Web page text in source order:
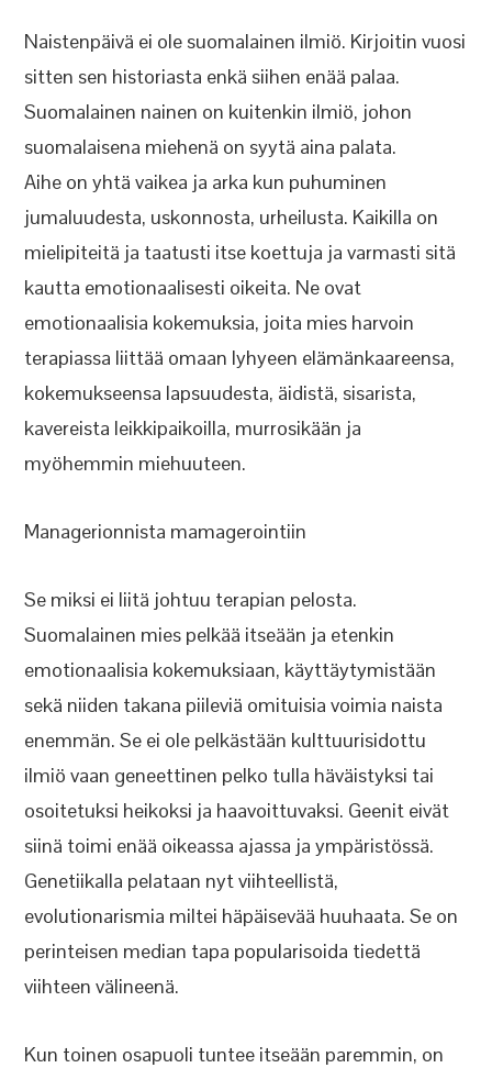
Naistenpäivä ei ole suomalainen ilmiö. Kirjoitin vuosi
sitten sen historiasta enkä siihen enää palaa.
Suomalainen nainen on kuitenkin ilmiö, johon
suomalaisena miehenä on syytä aina palata.
Aihe on yhtä vaikea ja arka kun puhuminen
jumaluudesta, uskonnosta, urheilusta. Kaikilla on
mielipiteitä ja taatusti itse koettuja ja varmasti sitä
kautta emotionaalisesti oikeita. Ne ovat
emotionaalisia kokemuksia, joita mies harvoin
terapiassa liittää omaan lyhyeen elämänkaareensa,
kokemukseensa lapsuudesta, äidistä, sisarista,
kavereista leikkipaikoilla, murrosikään ja
myöhemmin miehuuteen.
Managerionnista mamagerointiin
Se miksi ei liitä johtuu terapian pelosta.
Suomalainen mies pelkää itseään ja etenkin
emotionaalisia kokemuksiaan, käyttäytymistään
sekä niiden takana piileviä omituisia voimia naista
enemmän. Se ei ole pelkästään kulttuurisidottu
ilmiö vaan geneettinen pelko tulla häväistyksi tai
osoitetuksi heikoksi ja haavoittuvaksi. Geenit eivät
siinä toimi enää oikeassa ajassa ja ympäristössä.
Genetiikalla pelataan nyt viihteellistä,
evolutionarismia miltei häpäisevää huuhaata. Se on
perinteisen median tapa popularisoida tiedettä
viihteen välineenä.
Kun toinen osapuoli tuntee itseään paremmin, on